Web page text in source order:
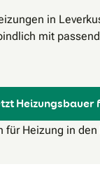
in
mit
Heizungsbauer
für Heizung in